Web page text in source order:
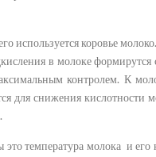
используется коровье
в молоке формирутся
контролем. К
для снижения кислотности
температура молока и его